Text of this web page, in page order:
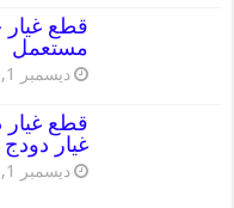
مستعمل
ديسمبر 1, 2023
غيار دودج
ديسمبر 1, 2023